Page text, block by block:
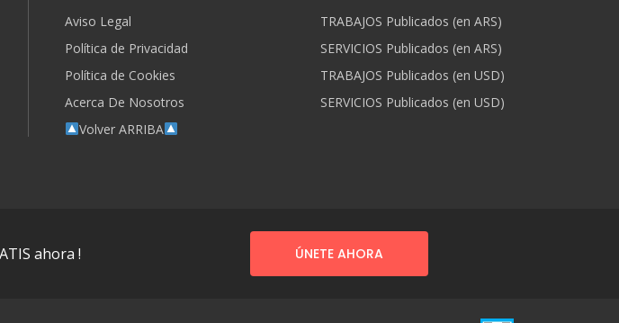
Aviso Legal
Política de Privacidad
Política de Cookies
Acerca De Nosotros
Volver ARRIBA
TRABAJOS Publicados (en ARS)
SERVICIOS Publicados (en ARS)
TRABAJOS Publicados (en USD)
SERVICIOS Publicados (en USD)
ahora ! ÚNETE AHORA